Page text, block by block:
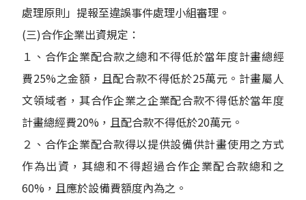
處理原則」提報至違誤事件處理小組審理。
(三)合作企業出資規定：
１、合作企業配合款之總和不得低於當年度計畫總經
費25%之金額，且配合款不得低於25萬元。計畫屬人
文領域者，其合作企業之企業配合款不得低於當年度
計畫總經費20%，且配合款不得低於20萬元。
２、合作企業配合款得以提供設備供計畫使用之方式
作為出資，其總和不得超過合作企業配合款總和之
60%，且應於設備費額度內為之。